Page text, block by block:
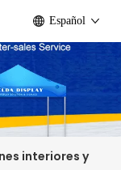
Español
interiores y